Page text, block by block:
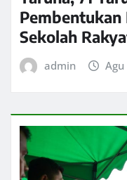
Sekolah
admin